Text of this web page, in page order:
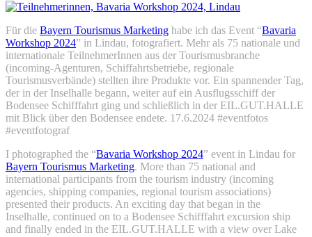
Für die Bayern Tourismus Marketing habe ich das Event “Bavaria
Workshop 2024” in Lindau, fotografiert. Mehr als 75 nationale und
internationale TeilnehmerInnen aus der Tourismusbranche
(incoming-Agenturen, Schiffahrtsbetriebe, regionale
Tourismusverbände) stellten ihre Produkte vor. Ein spannender Tag,
der in der Inselhalle begann, weiter auf ein Ausflugsschiff der
Bodensee Schifffahrt ging und schließlich in der EIL.GUT.HALLE
mit Blick über den Bodensee endete. 17.6.2024 #eventfotos
#eventfotograf
I photographed the “Bavaria Workshop 2024” event in Lindau for
Bayern Tourismus Marketing. More than 75 national and
international participants from the tourism industry (incoming
agencies, shipping companies, regional tourism associations)
presented their products. An exciting day that began in the
Inselhalle, continued on to a Bodensee Schifffahrt excursion ship
and finally ended in the EIL.GUT.HALLE with a view over Lake